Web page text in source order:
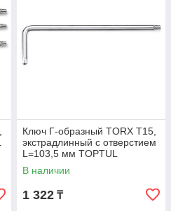
Ключ Г-образный TORX T15,
экстрадлинный с отверстием
L=103,5 мм TOPTUL
AIBE1510
В наличии
1 322 ₸